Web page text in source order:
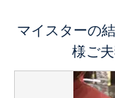
マイスターの
様ご夫